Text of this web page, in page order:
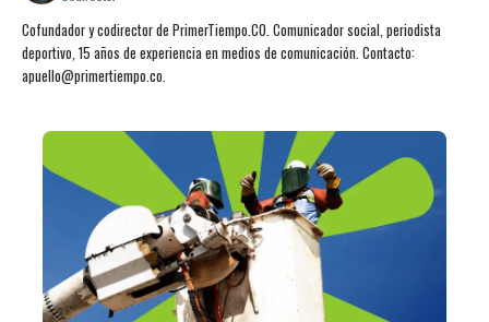
Cofundador y codirector de PrimerTiempo.CO. Comunicador social, periodista
deportivo, 15 años de experiencia en medios de comunicación. Contacto:
apuello@primertiempo.co.